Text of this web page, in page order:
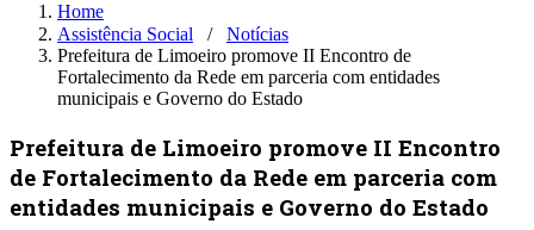
Home
Assistência Social ⠀/⠀ Notícias
Prefeitura de Limoeiro promove II Encontro de
Fortalecimento da Rede em parceria com entidades
municipais e Governo do Estado
Prefeitura de Limoeiro promove II Encontro
de Fortalecimento da Rede em parceria com
entidades municipais e Governo do Estado